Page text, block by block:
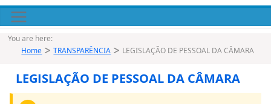
You are here:
Home
TRANSPARÊNCIA LEGISLAÇÃO DE PESSOAL DA CÂMARA
LEGISLAÇÃO DE PESSOAL DA CÂMARA